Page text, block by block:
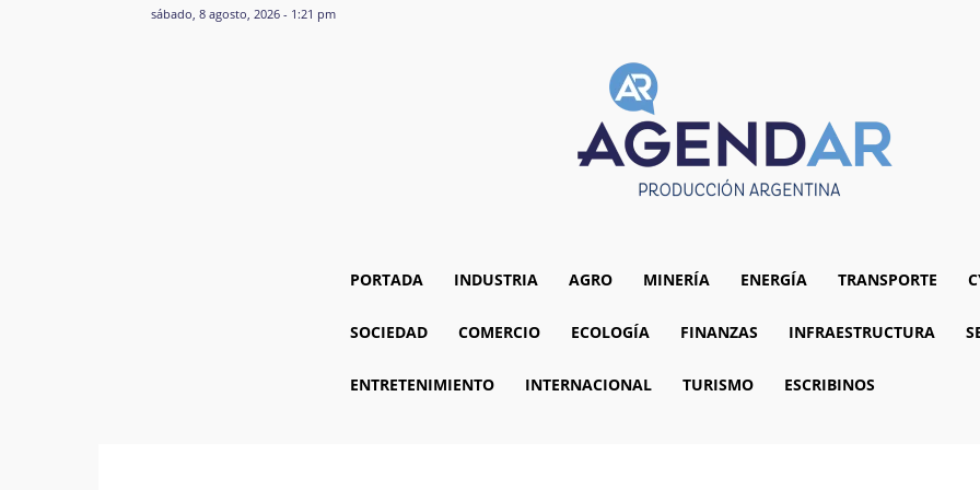
sábado, 8 agosto, 2026 - 1:21 pm
PORTADA INDUSTRIA AGRO MINERÍA ENERGÍA TRANSPORTE
SOCIEDAD COMERCIO ECOLOGÍA FINANZAS INFRAESTRUCTURA
ENTRETENIMIENTO INTERNACIONAL TURISMO ESCRIBINOS